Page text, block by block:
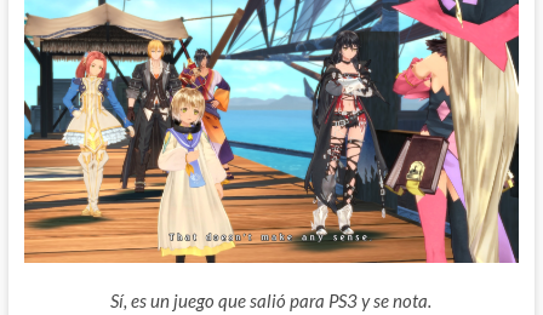
Sí, es un juego que salió para PS3 y se nota.